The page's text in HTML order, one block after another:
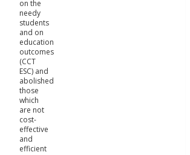
on the
needy
students
and on
education
outcomes
(CCT
ESC) and
abolished
those
which
are not
cost-
effective
and
efficient